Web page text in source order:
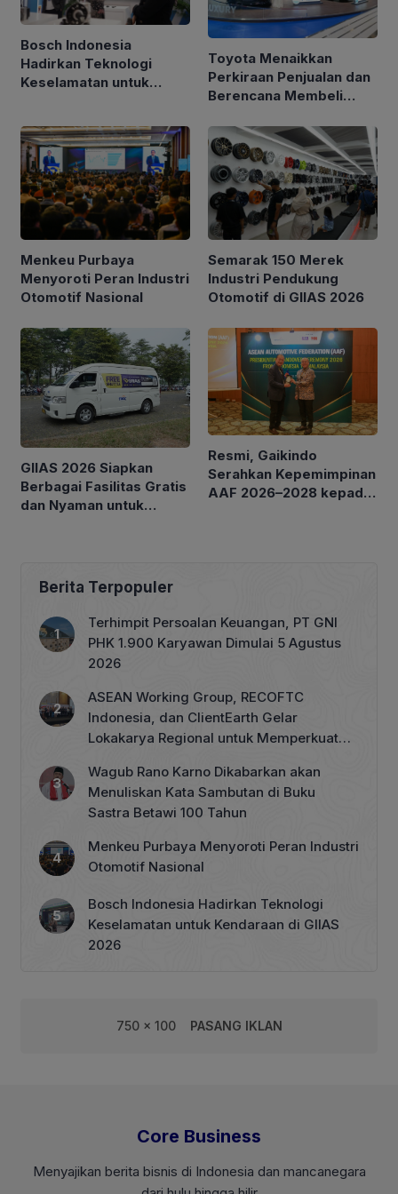
Bosch Indonesia
Hadirkan Teknologi
Keselamatan untuk
Toyota Menaikkan
Perkiraan Penjualan dan
Berencana Membeli
$6 Miliar
Menkeu Purbaya
Menyoroti Peran Industri
Otomotif Nasional
Semarak 150 Merek
Industri Pendukung
Otomotif di GIIAS 2026
GIIAS 2026 Siapkan
Berbagai Fasilitas Gratis
dan Nyaman untuk
Resmi, Gaikindo
Serahkan Kepemimpinan
AAF 2026–2028 kepada
Berita Terpopuler
Terhimpit Persoalan Keuangan, PT GNI
PHK 1.900 Karyawan Dimulai 5 Agustus
2026
ASEAN Working Group, RECOFTC
Indonesia, dan ClientEarth Gelar
Lokakarya Regional untuk Memperkuat
Wagub Rano Karno Dikabarkan akan
Menuliskan Kata Sambutan di Buku
Sastra Betawi 100 Tahun
Menkeu Purbaya Menyoroti Peran Industri
Otomotif Nasional
Bosch Indonesia Hadirkan Teknologi
Keselamatan untuk Kendaraan di GIIAS
2026
750 x 100 PASANG IKLAN
Core Business
Menyajikan berita bisnis di Indonesia dan mancanegara